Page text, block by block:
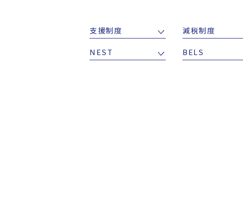
支援制度 減税制度
NEST BELS